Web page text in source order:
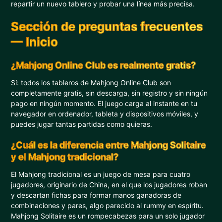
repartir un nuevo tablero y probar una línea más precisa.
Sección de preguntas frecuentes
— Inicio
¿Mahjong Online Club es realmente gratis?
Sí: todos los tableros de Mahjong Online Club son
completamente gratis, sin descarga, sin registro y sin ningún
pago en ningún momento. El juego carga al instante en tu
navegador en ordenador, tableta y dispositivos móviles, y
puedes jugar tantas partidas como quieras.
¿Cuál es la diferencia entre Mahjong Solitaire
y el Mahjong tradicional?
El Mahjong tradicional es un juego de mesa para cuatro
jugadores, originario de China, en el que los jugadores roban
y descartan fichas para formar manos ganadoras de
combinaciones y pares, algo parecido al rummy en espíritu.
Mahjong Solitaire es un rompecabezas para un solo jugador